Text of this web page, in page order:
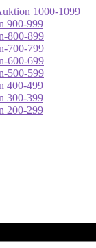
1000-1099
900-999
800-899
700-799
600-699
500-599
400-499
300-399
200-299